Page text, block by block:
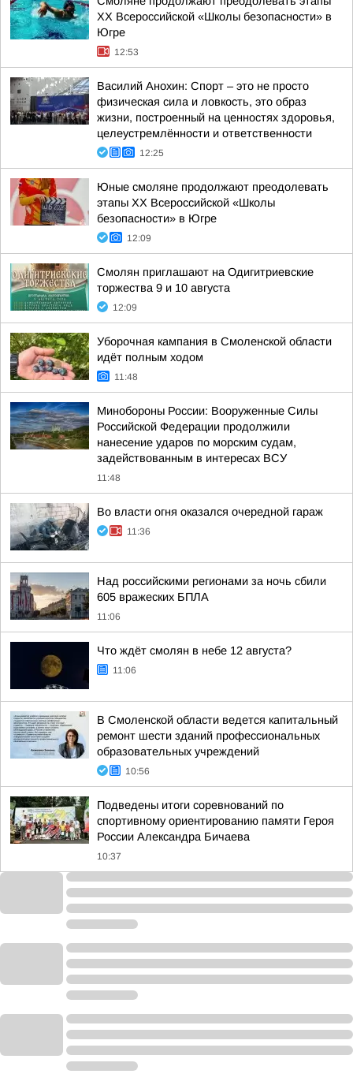
XX Всероссийской «Школы безопасности» в
Югре
12:53
Василий Анохин: Спорт – это не просто
физическая сила и ловкость, это образ
жизни, построенный на ценностях здоровья,
целеустремлённости и ответственности
12:25
Юные смоляне продолжают преодолевать
этапы XX Всероссийской «Школы
безопасности» в Югре
12:09
Смолян приглашают на Одигитриевские
торжества 9 и 10 августа
12:09
Уборочная кампания в Смоленской области
идёт полным ходом
11:48
Минобороны России: Вооруженные Силы
Российской Федерации продолжили
нанесение ударов по морским судам,
задействованным в интересах ВСУ
11:48
Во власти огня оказался очередной гараж
11:36
Над российскими регионами за ночь сбили
605 вражеских БПЛА
11:06
Что ждёт смолян в небе 12 августа?
11:06
В Смоленской области ведется капитальный
ремонт шести зданий профессиональных
образовательных учреждений
10:56
Подведены итоги соревнований по
спортивному ориентированию памяти Героя
России Александра Бичаева
10:37